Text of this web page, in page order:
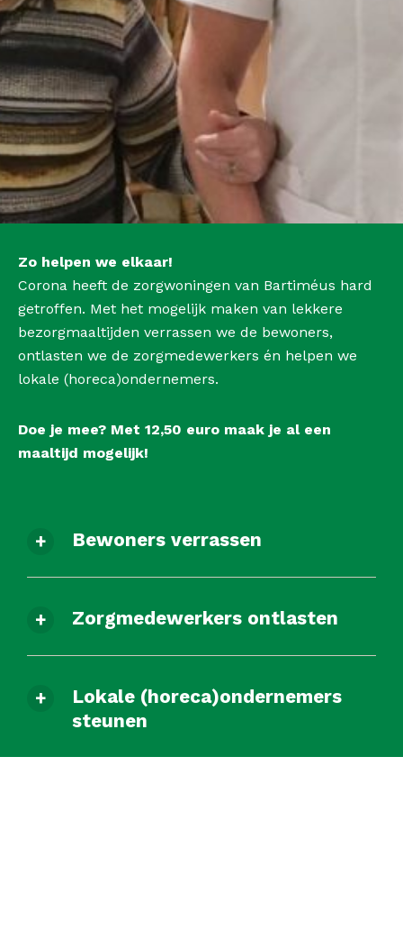
Zo helpen we elkaar!
Corona heeft de zorgwoningen van Bartiméus hard
getroffen. Met het mogelijk maken van lekkere
bezorgmaaltijden verrassen we de bewoners,
ontlasten we de zorgmedewerkers én helpen we
lokale (horeca)ondernemers.
Doe je mee? Met 12,50 euro maak je al een
maaltijd mogelijk!
Bewoners verrassen
Zorgmedewerkers ontlasten
Lokale (horeca)ondernemers
steunen